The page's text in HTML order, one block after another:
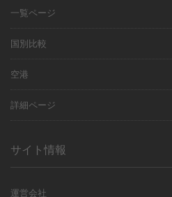
一覧ページ
国別比較
空港
詳細ページ
サイト情報
運営会社